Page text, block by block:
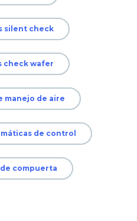
silent check
check wafer
manejo de aire
de control
de compuerta